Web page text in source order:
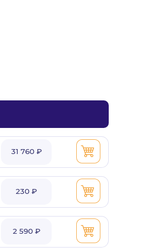
31 760 ₽
230 ₽
2 590 ₽